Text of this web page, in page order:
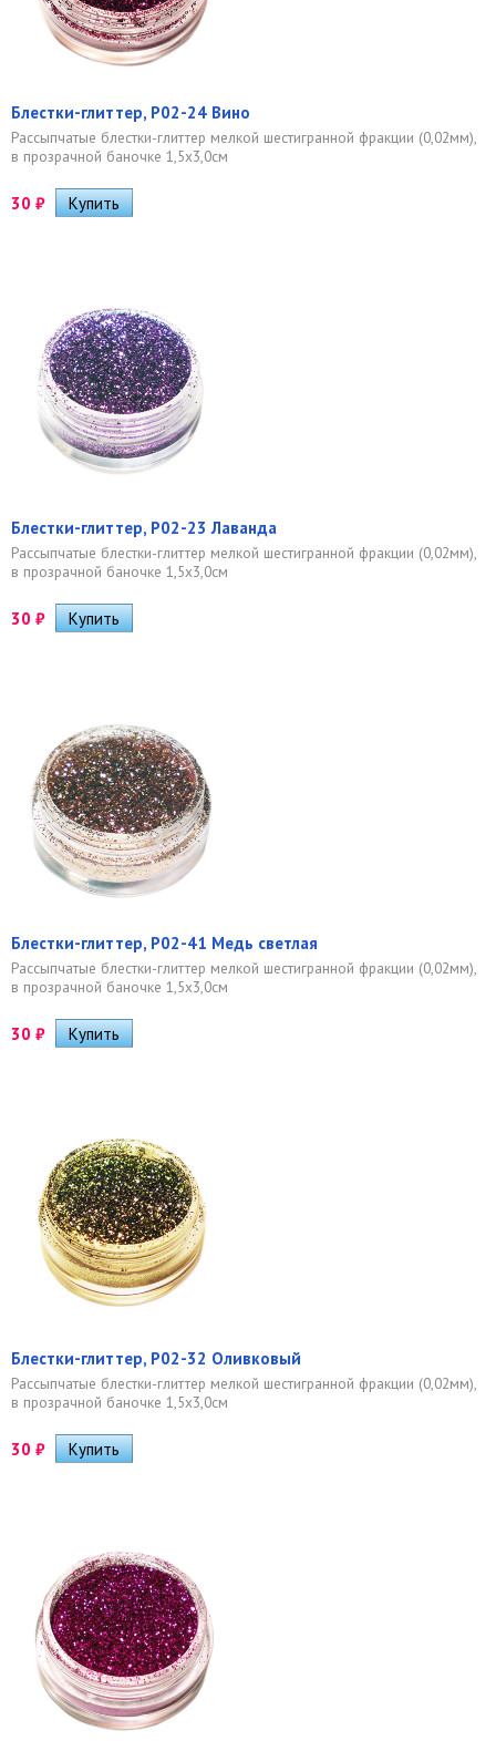
Блестки-глиттер, Р02-24 Вино
Рассыпчатые блестки-глиттер мелкой шестигранной фракции (0,02мм),
в прозрачной баночке 1,5х3,0см
30 ₽
Блестки-глиттер, Р02-23 Лаванда
Рассыпчатые блестки-глиттер мелкой шестигранной фракции (0,02мм),
в прозрачной баночке 1,5х3,0см
30 ₽
Блестки-глиттер, Р02-41 Медь светлая
Рассыпчатые блестки-глиттер мелкой шестигранной фракции (0,02мм),
в прозрачной баночке 1,5х3,0см
30 ₽
Блестки-глиттер, Р02-32 Оливковый
Рассыпчатые блестки-глиттер мелкой шестигранной фракции (0,02мм),
в прозрачной баночке 1,5х3,0см
30 ₽